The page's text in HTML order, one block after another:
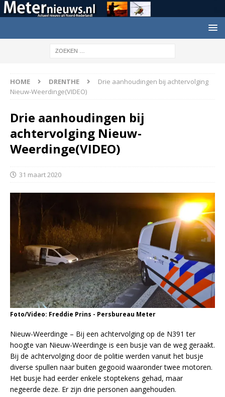
HOME DRENTHE
Drie aanhoudingen bij achtervolging
Nieuw-Weerdinge(VIDEO)
Drie aanhoudingen bij
achtervolging Nieuw-
Weerdinge(VIDEO)
31 maart 2020
Foto/Video: Freddie Prins - Persbureau Meter
Nieuw-Weerdinge – Bij een achtervolging op de N391 ter
hoogte van Nieuw-Weerdinge is een busje van de weg geraakt.
Bij de achtervolging door de politie werden vanuit het busje
diverse spullen naar buiten gegooid waaronder twee motoren.
Het busje had eerder enkele stoptekens gehad, maar
negeerde deze. Er zijn drie personen aangehouden.